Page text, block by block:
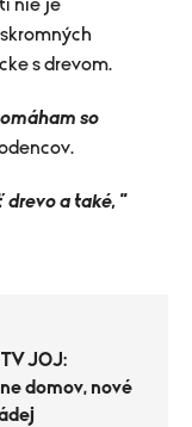
nie je
s drevom.
so
a také, "
JOJ:
domov, nové